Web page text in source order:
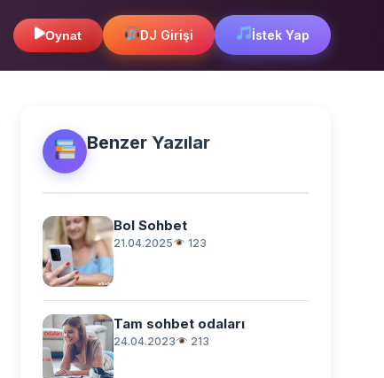
Oynat DJ Girişi İstek Yap
Benzer Yazılar
Bol Sohbet
21.04.2025 123
Tam sohbet odaları
24.04.2023 213